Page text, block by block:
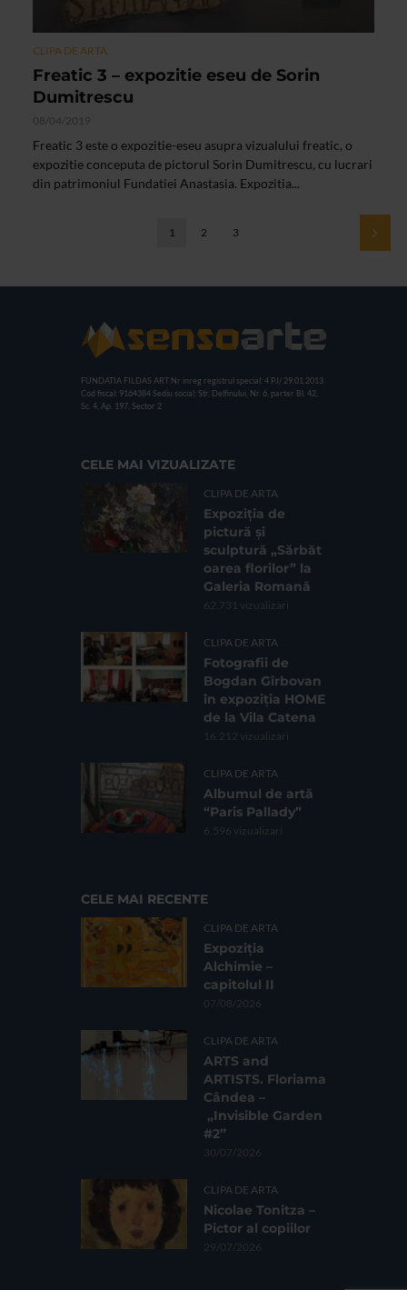
CLIPA DE ARTA
Freatic 3 – expozitie eseu de Sorin
Dumitrescu
08/04/2019
Freatic 3 este o expozitie-eseu asupra vizualului freatic, o
expozitie conceputa de pictorul Sorin Dumitrescu, cu lucrari
din patrimoniul Fundatiei Anastasia. Expozitia...
1 2 3
FUNDATIA FILDAS ART Nr inreg registrul special: 4 PJ/ 29.01.2013
Cod fiscal: 9164384 Sediu social: Str. Delfinului, Nr. 6, parter Bl. 42,
Sc. 4, Ap. 197, Sector 2
CELE MAI VIZUALIZATE
CLIPA DE ARTA
Expoziția de
pictură și
sculptură „Sărbăt
oarea florilor” la
Galeria Romană
62.731 vizualizari
CLIPA DE ARTA
Fotografii de
Bogdan Gîrbovan
în expoziția HOME
de la Vila Catena
16.212 vizualizari
CLIPA DE ARTA
Albumul de artă
“Paris Pallady”
6.596 vizualizari
CELE MAI RECENTE
CLIPA DE ARTA
Expoziția
Alchimie –
capitolul II
07/08/2026
CLIPA DE ARTA
ARTS and
ARTISTS. Floriama
Cândea –
„Invisible Garden
#2”
30/07/2026
CLIPA DE ARTA
Nicolae Tonitza –
Pictor al copiilor
29/07/2026